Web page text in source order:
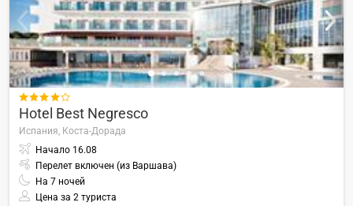

Hotel Best Negresco
Испания, Коста-Дорада
Начало 16.08
Перелет включен (из Варшава)
На 7 ночей
Цена за 2 туриста